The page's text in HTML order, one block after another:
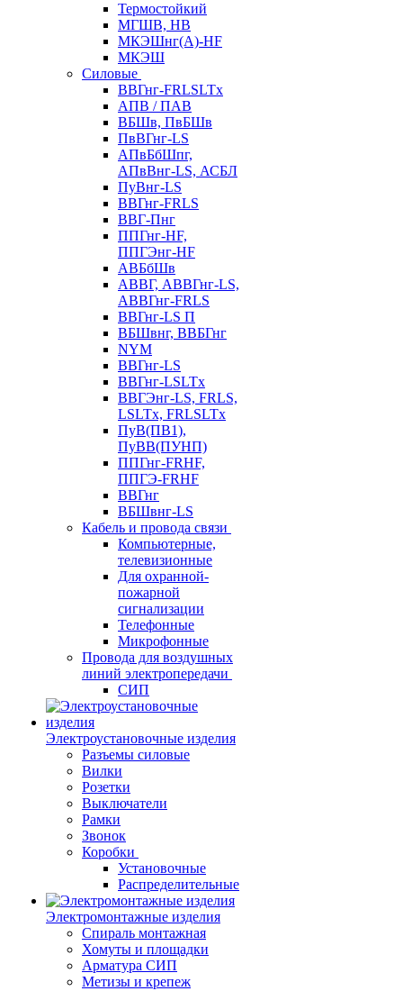
Термостойкий
МГШВ, НВ
МКЭШнг(А)-HF
МКЭШ
Силовые
ВВГнг-FRLSLTx
АПВ / ПАВ
ВБШв, ПвБШв
ПвВГнг-LS
АПвБбШпг,
АПвВнг-LS, АСБЛ
ПуВнг-LS
ВВГнг-FRLS
ВВГ-Пнг
ППГнг-HF,
ППГЭнг-HF
АВБбШв
АВВГ, АВВГнг-LS,
АВВГнг-FRLS
ВВГнг-LS П
ВБШвнг, ВВБГнг
NYM
ВВГнг-LS
ВВГнг-LSLTx
ВВГЭнг-LS, FRLS,
LSLTx, FRLSLTx
ПуВ(ПВ1),
ПуВВ(ПУНП)
ППГнг-FRHF,
ППГЭ-FRHF
ВВГнг
ВБШвнг-LS
Кабель и провода связи
Компьютерные,
телевизионные
Для охранной-
пожарной
сигнализации
Телефонные
Микрофонные
Провода для воздушных
линий электропередачи
СИП
Электроустановочные изделия
Разъемы силовые
Вилки
Розетки
Выключатели
Рамки
Звонок
Коробки
Установочные
Распределительные
Электромонтажные изделия
Спираль монтажная
Хомуты и площадки
Арматура СИП
Метизы и крепеж